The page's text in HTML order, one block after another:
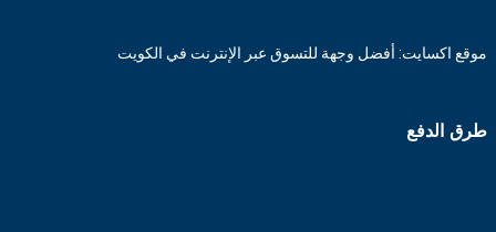
موقع اكسايت: أفضل وجهة للتسوق عبر الإنترنت في الكويت
طرق الدفع